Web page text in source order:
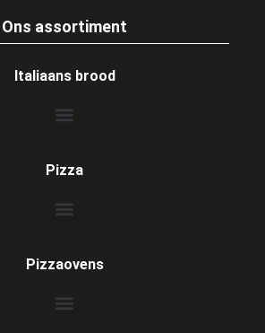
Ons assortiment
Italiaans brood
Pizza
Pizzaovens